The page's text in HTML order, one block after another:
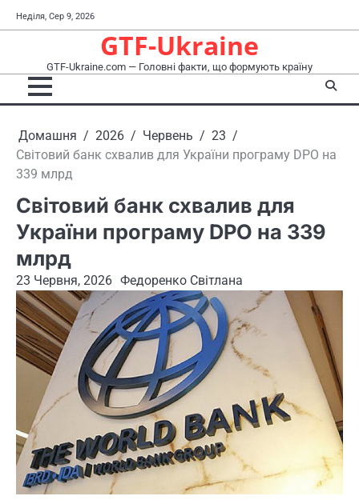
до
Неділя, Сер 9, 2026
GTF-Ukraine
GTF-Ukraine.com — Головні факти, що формують країну
Домашня 2026 Червень
23
Світовий банк схвалив для України програму DPO на
339 млрд
Світовий банк схвалив для
України програму DPO на 339
млрд
23 Червня, 2026 Федоренко Світлана